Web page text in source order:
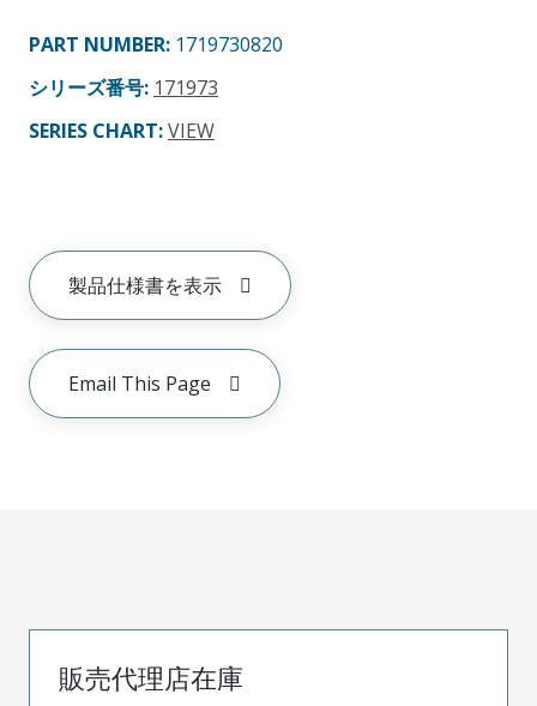
PART NUMBER: 1719730820
シリーズ番号: 171973
SERIES CHART:VIEW
製品仕様書を表示
Email This Page
販売代理店在庫